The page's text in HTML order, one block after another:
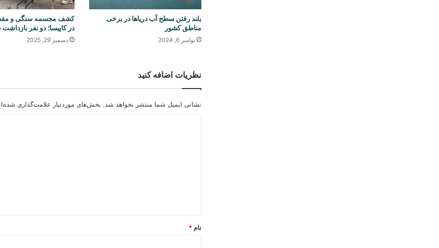
بلند رفتن سطح آب دریاها در برخی
مناطق کشور
نوامبر 6, 2024
کشف مجسمه سنگی و
در کاپیسا؛ دو نفر
دسمبر 29, 2025
نظریات اضافه کنید
نشانی ایمیل شما منتشر نخواهد شد. بخش‌های موردنیاز علامت‌گذاری
نام *